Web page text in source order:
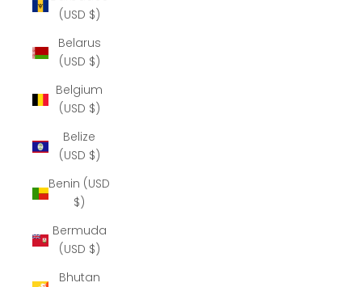
(USD $)
Belarus
(USD $)
Belgium
(USD $)
Belize
(USD $)
Benin (USD
$)
Bermuda
(USD $)
Bhutan